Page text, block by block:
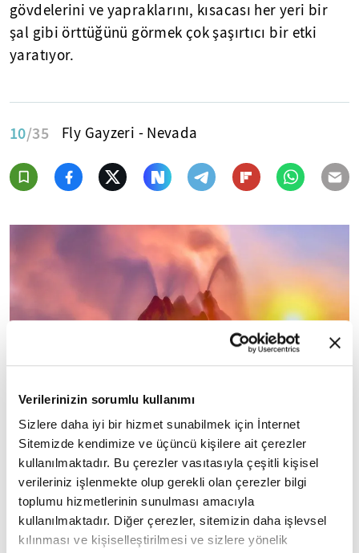
Verilerinizin sorumlu kullanımı
Sizlere daha iyi bir hizmet sunabilmek için İnternet
Sitemizde kendimize ve üçüncü kişilere ait çerezler
kullanılmaktadır. Bu çerezler vasıtasıyla çeşitli kişisel
verileriniz işlenmekte olup gerekli olan çerezler bilgi
toplumu hizmetlerinin sunulması amacıyla
kullanılmaktadır. Diğer çerezler, sitemizin daha işlevsel
kılınması ve kişiselleştirilmesi ve sizlere yönelik
gövdelerini ve yapraklarını, kısacası her yeri bir
şal gibi örttüğünü görmek çok şaşırtıcı bir etki
yaratıyor.
10/35 Fly Gayzeri - Nevada
Bu muhteşem ve renkli oluşum, eski bir göl yatağı
olan çölde su arayan işçilerin, hidrotermal bir
kaynağı yanlışlıkla delmesi sonucunda ortaya
çıktı. Bu rengarenk oluşumun ham maddesi, suda
çözünmüş minerallerden oluşur. Oluşuma rengini
veren şey ise termofilik algler olarak adlandırılan,
sıcağı seven mikroskobik canlılardır.